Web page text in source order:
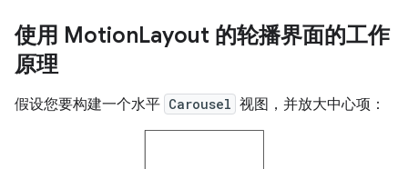
使用 MotionLayout 的轮播界面的工作
原理
假设您要构建一个水平 Carousel 视图，并放大中心项：